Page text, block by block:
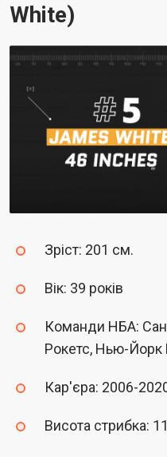
White)
Зріст: 201 см.
Вік: 39 років
Команди НБА:
Рокетс, Нью-Йорк
Кар'єра: 2006-
Висота стрибка: